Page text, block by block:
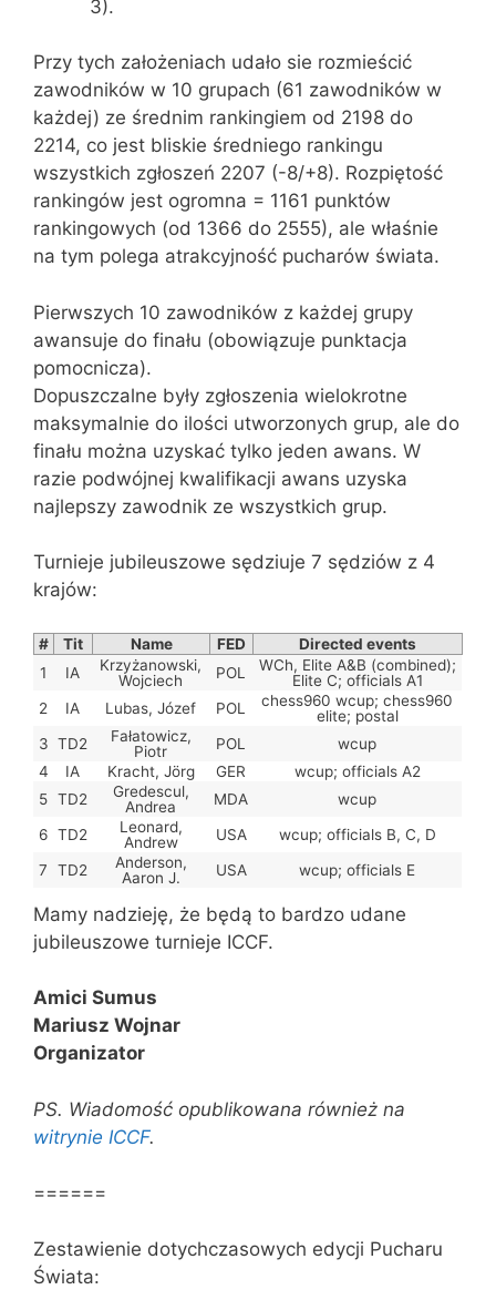
3).
Przy tych założeniach udało sie rozmieścić
zawodników w 10 grupach (61 zawodników w
każdej) ze średnim rankingiem od 2198 do
2214, co jest bliskie średniego rankingu
wszystkich zgłoszeń 2207 (-8/+8). Rozpiętość
rankingów jest ogromna = 1161 punktów
rankingowych (od 1366 do 2555), ale właśnie
na tym polega atrakcyjność pucharów świata.
Pierwszych 10 zawodników z każdej grupy
awansuje do finału (obowiązuje punktacja
pomocnicza).
Dopuszczalne były zgłoszenia wielokrotne
maksymalnie do ilości utworzonych grup, ale do
finału można uzyskać tylko jeden awans. W
razie podwójnej kwalifikacji awans uzyska
najlepszy zawodnik ze wszystkich grup.
Turnieje jubileuszowe sędziuje 7 sędziów z 4
krajów:
# Tit Name FED
Directed events
1
IA
Krzyżanowski,
Wojciech
POL
WCh, Elite A&B (combined);
Elite C; officials A1
2
IA Lubas, Józef POL
chess960 wcup; chess960
elite; postal
3 TD2
Fałatowicz,
Piotr
POL
wcup
4
IA Kracht, Jörg GER
wcup; officials A2
5 TD2
Gredescul,
Andrea
MDA
wcup
6 TD2
Leonard,
Andrew
USA
wcup; officials B, C, D
7
TD2
Anderson,
Aaron J.
USA wcup; officials E
Mamy nadzieję, że będą to bardzo udane
jubileuszowe turnieje ICCF.
Amici Sumus
Mariusz Wojnar
Organizator
PS. Wiadomość opublikowana również na
witrynie ICCF.
======
Zestawienie dotychczasowych edycji Pucharu
Świata: